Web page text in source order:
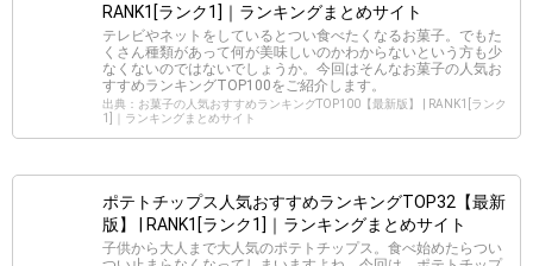
RANK1[ランク1]｜ランキングまとめサイト
テレビやネットをしているとつい食べたくなるお菓子。でもた
くさん種類があって何が美味しいのかわからないという方も少
なくないのではないでしょうか。今回はそんなお菓子の人気お
すすめランキングTOP100をご紹介します。
出典：お菓子の人気おすすめランキングTOP100【最新版】 | RANK1[ランク
1]｜ランキングまとめサイト
ポテトチップス人気おすすめランキングTOP32【最新
版】 | RANK1[ランク1]｜ランキングまとめサイト
子供から大人まで大人気のポテトチップス。食べ始めたらつい